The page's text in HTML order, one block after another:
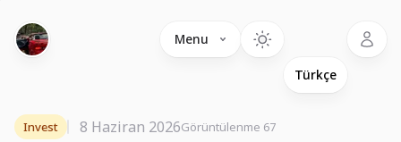
Menu
Invest 8 Haziran 2026Görüntülenme 67